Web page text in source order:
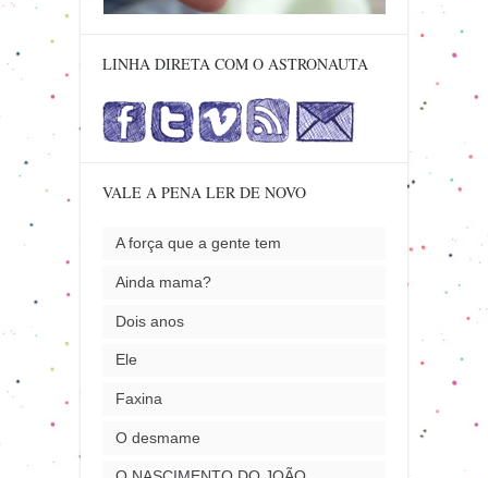
LINHA DIRETA COM O ASTRONAUTA
VALE A PENA LER DE NOVO
A força que a gente tem
Ainda mama?
Dois anos
Ele
Faxina
O desmame